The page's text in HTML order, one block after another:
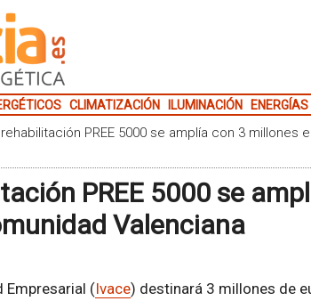
CLIMATIZACIÓN ILUMINACIÓN
PREE 5000 se amplía con 3 millones
PREE 5000 se
Valenciana
Empresarial (Ivace) destinará 3 millones de